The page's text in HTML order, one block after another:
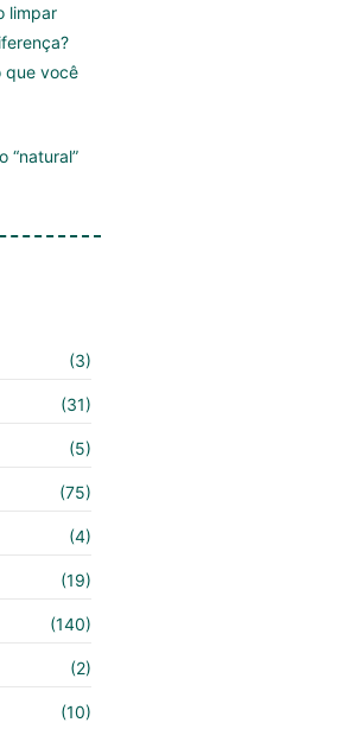
limpar
que você
“natural”
(3)
(31)
(5)
(75)
(4)
(19)
(140)
(2)
(10)